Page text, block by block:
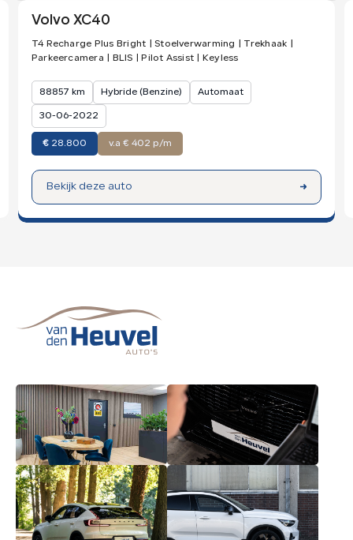
Volvo XC40
T4 Recharge Plus Bright | Stoelverwarming | Trekhaak |
Parkeercamera | BLIS | Pilot Assist | Keyless
88857 km Hybride (Benzine) Automaat
30-06-2022
€28.800 v.a € 402 p/m
Bekijk deze auto